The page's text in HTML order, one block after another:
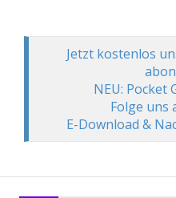
Jetzt kostenlos
NEU: Pocket
Folge uns
E-Download &